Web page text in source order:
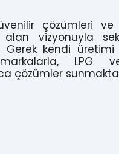
çözümleri
vizyonuyla
Gerek kendi üretimi
LPG
çözümler